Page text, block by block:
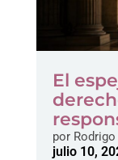
El
porRodrigo
julio 10,